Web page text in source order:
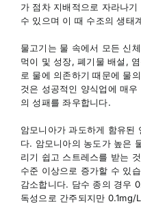
가 점차 지배적으로 자라나
수 있으며 이 때 수조의 생태
물고기는 물 속에서 모든 신
먹이 및 성장, 폐기물 배설,
로 물에 의존하기 때문에 물
것은 성공적인 양식업에 매
의 성패를 좌우합니다.
암모니아가 과도하게 함유된
다. 암모니아의 농도가 높은
리기 쉽고 스트레스를 받는
수준 이상으로 증가할 수 있
감소합니다. 담수 종의 경우
독성으로 간주되지만 0.1mg/